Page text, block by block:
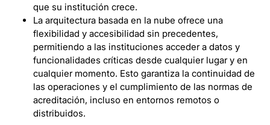
que su institución crece.
La arquitectura basada en la nube ofrece una
flexibilidad y accesibilidad sin precedentes,
permitiendo a las instituciones acceder a datos y
funcionalidades críticas desde cualquier lugar y en
cualquier momento. Esto garantiza la continuidad de
las operaciones y el cumplimiento de las normas de
acreditación, incluso en entornos remotos o
distribuidos.